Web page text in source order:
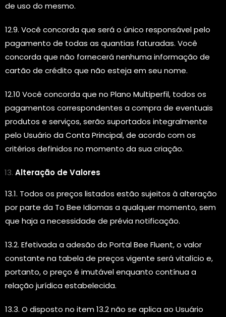
de uso do mesmo.
12.9. Você concorda que será o único responsável pelo
pagamento de todas as quantias faturadas. Você
concorda que não fornecerá nenhuma informação de
cartão de crédito que não esteja em seu nome.
12.10 Você concorda que no Plano Multiperfil, todos os
pagamentos correspondentes a compra de eventuais
produtos e serviços, serão suportados integralmente
pelo Usuário da Conta Principal, de acordo com os
critérios definidos no momento da sua criação.
Alteração de Valores
13.1. Todos os preços listados estão sujeitos à alteração
por parte da To Bee Idiomas a qualquer momento, sem
que haja a necessidade de prévia notificação.
13.2. Efetivada a adesão do Portal Bee Fluent, o valor
constante na tabela de preços vigente será vitalício e,
portanto, o preço é imutável enquanto contínua a
relação jurídica estabelecida.
13.3. O disposto no item 13.2 não se aplica ao Usuário